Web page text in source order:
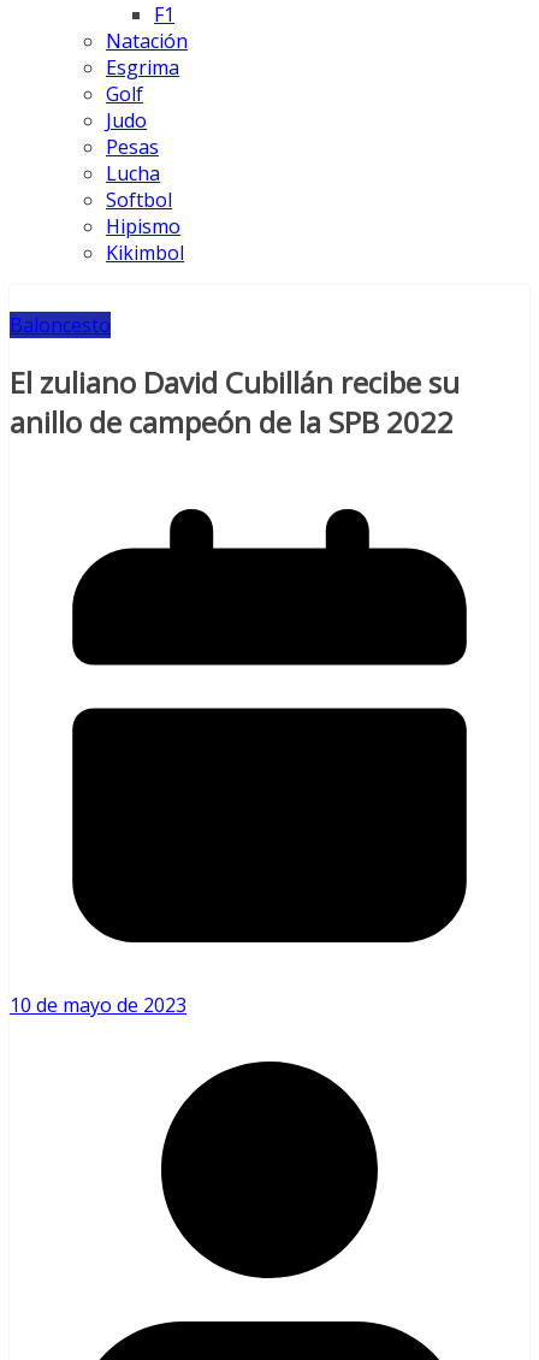
F1
Natación
Esgrima
Golf
Judo
Pesas
Lucha
Softbol
Hipismo
Kikimbol
Baloncesto
El zuliano David Cubillán recibe su
anillo de campeón de la SPB 2022
10 de mayo de 2023